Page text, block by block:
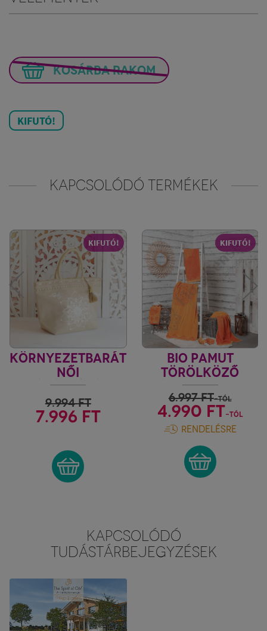
KOSÁRBA RAKOM
KIFUTÓ!
KAPCSOLÓDÓ TERMÉKEK
KIFUTÓ!
KÖRNYEZETBARÁT
NŐI
BEVÁSÁRLÓTÁSKA
- NATÚR
9.994FT
7.996 FT
KIFUTÓ!
BIO PAMUT
TÖRÖLKÖZŐ
SÁRGA-KORALL
6.997FT-tól
4.990 FT-tól
RENDELÉSRE
KAPCSOLÓDÓ
TUDÁSTÁRBEJEGYZÉSEK